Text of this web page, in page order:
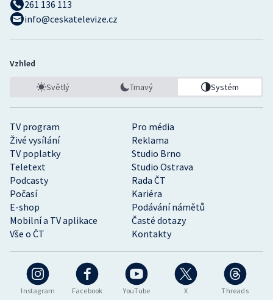
Instagram Facebook YouTube X Threads
TV program
Pro média
Živé vysílání
Reklama
TV poplatky
Studio Brno
Teletext
Studio Ostrava
Podcasty
Rada ČT
Počasí
Kariéra
E-shop
Podávání námětů
Mobilní a TV aplikace
Časté dotazy
Vše o ČT
Kontakty
261 136 113
info@ceskatelevize.cz
Vzhled
Světlý Tmavý Systém